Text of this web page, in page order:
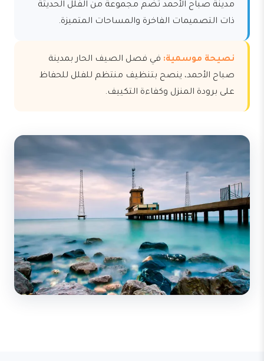
مدينة صباح الأحمد تضم مجموعة من الفلل الحديثة
ذات التصميمات الفاخرة والمساحات المتميزة.
نصيحة موسمية: في فصل الصيف الحار بمدينة
صباح الأحمد، ينصح بتنظيف منتظم للفلل للحفاظ
على برودة المنزل وكفاءة التكييف.